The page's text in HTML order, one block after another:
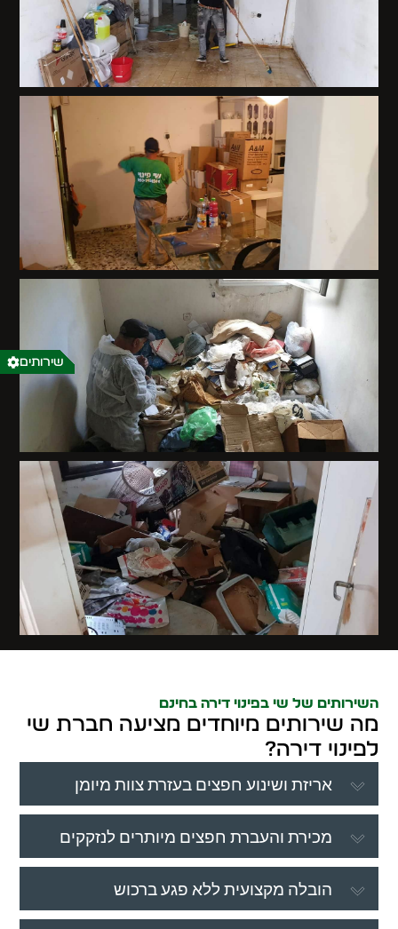
השירותים של שי בפינוי דירה בחינם
מה שירותים מיוחדים מציעה חברת שי
לפינוי דירה?
אריזת ושינוע חפצים בעזרת צוות מיומן
מכירת והעברת חפצים מיותרים לנזקקים
הובלה מקצועית ללא פגע ברכוש
שירותים